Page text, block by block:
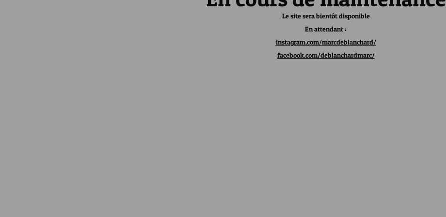
Le site sera bientôt disponible
En attendant :
instagram.com/marcdeblanchard/
facebook.com/deblanchardmarc/